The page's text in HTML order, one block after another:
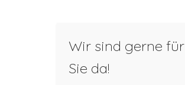
Wir sind gerne für
Sie da!